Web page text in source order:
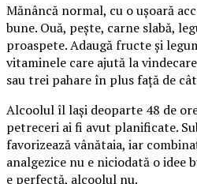
Mănâncă normal, cu o ușoară
bune. Ouă, pește, carne slabă,
proaspete. Adaugă fructe și
vitaminele care ajută la
sau trei pahare în plus față de
Alcoolul îl lași deoparte 48 de
petreceri ai fi avut planificate.
favorizează vânătaia, iar
analgezice nu e niciodată o idee
e perfectă, alcoolul nu.